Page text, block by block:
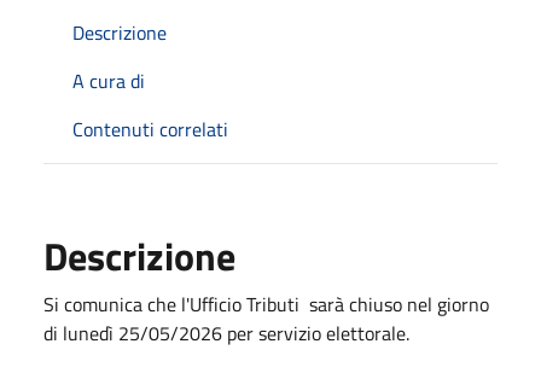
Descrizione
A cura di
Contenuti correlati
Descrizione
Si comunica che l'Ufficio Tributi sarà chiuso nel giorno
di lunedì 25/05/2026 per servizio elettorale.